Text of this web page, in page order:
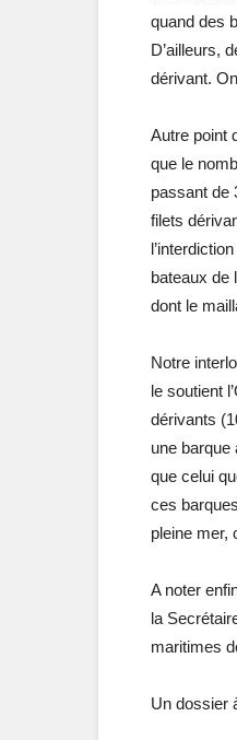
quand des
D’ailleurs,
dérivant.
Autre point
que le
passant de
filets
bateaux de
dont le
Notre
le soutient
dérivants
une barque
que celui
ces
pleine mer,
A noter
la
maritimes
Un dossier